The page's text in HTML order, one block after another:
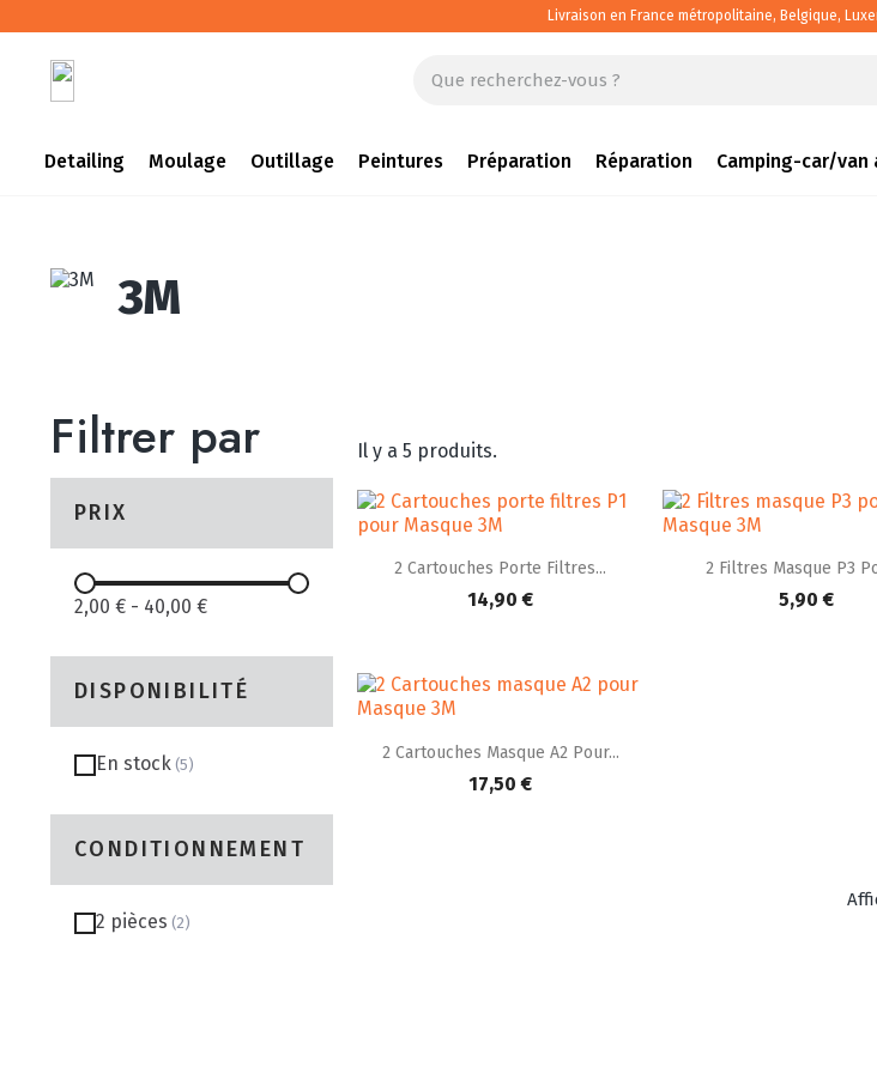
Livraison en France métropolitaine, Belgique,
Detailing Moulage Outillage Peintures Préparation Réparation Camping-car/van
3M
Filtrer par
PRIX
2,00 € - 40,00 €
DISPONIBILITÉ
En stock
CONDITIONNEMENT
2 pièces
Il y a 5 produits.
 Aperçu rapide
2 Cartouches Porte Filtres...
14,90 €
 Aperçu
2 Filtres Masque P3
5,90 €
 Aperçu rapide
2 Cartouches Masque A2 Pour...
17,50 €